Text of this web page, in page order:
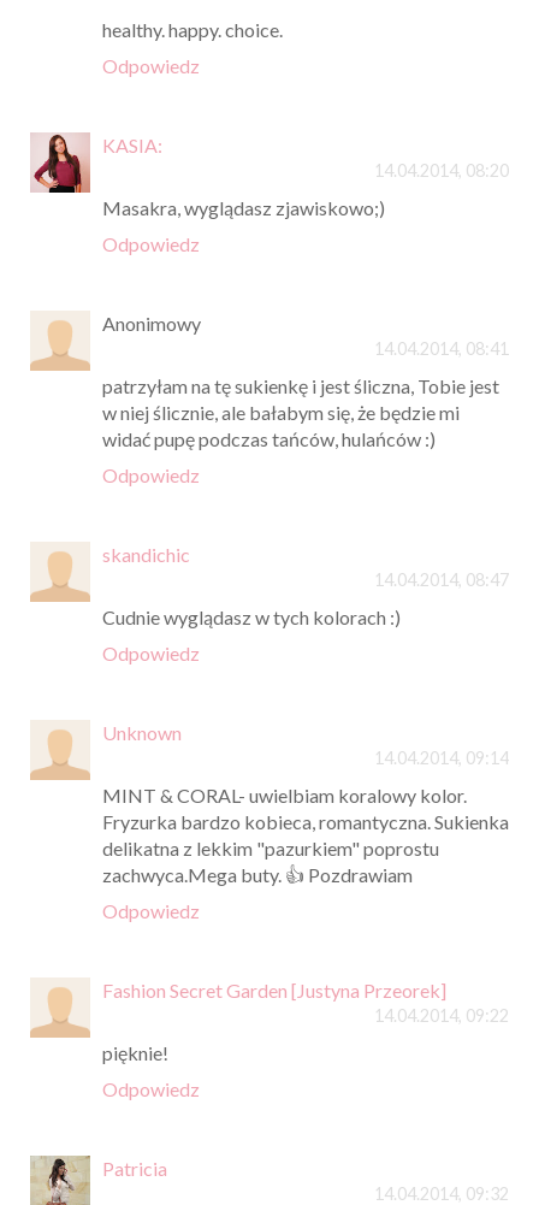
healthy. happy. choice.
Odpowiedz
KASIA:
14.04.2014, 08:20
Masakra, wyglądasz zjawiskowo;)
Odpowiedz
Anonimowy
14.04.2014, 08:41
patrzyłam na tę sukienkę i jest śliczna, Tobie jest
w niej ślicznie, ale bałabym się, że będzie mi
widać pupę podczas tańców, hulańców :)
Odpowiedz
skandichic
14.04.2014, 08:47
Cudnie wyglądasz w tych kolorach :)
Odpowiedz
Unknown
14.04.2014, 09:14
MINT & CORAL- uwielbiam koralowy kolor.
Fryzurka bardzo kobieca, romantyczna. Sukienka
delikatna z lekkim "pazurkiem" poprostu
zachwyca.Mega buty. 👍 Pozdrawiam
Odpowiedz
Fashion Secret Garden [Justyna Przeorek]
14.04.2014, 09:22
pięknie!
Odpowiedz
Patricia
14.04.2014, 09:32